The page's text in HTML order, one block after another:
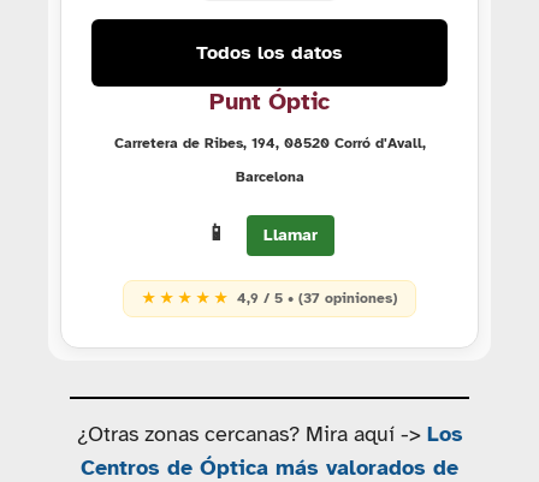
Todos los datos
Punt Óptic
Carretera de Ribes, 194, 08520 Corró d'Avall,
Barcelona
📱 Llamar
★ ★ ★ ★ ★ 4,9 / 5 • (37 opiniones)
¿Otras zonas cercanas? Mira aquí -> Los
Centros de Óptica más valorados de